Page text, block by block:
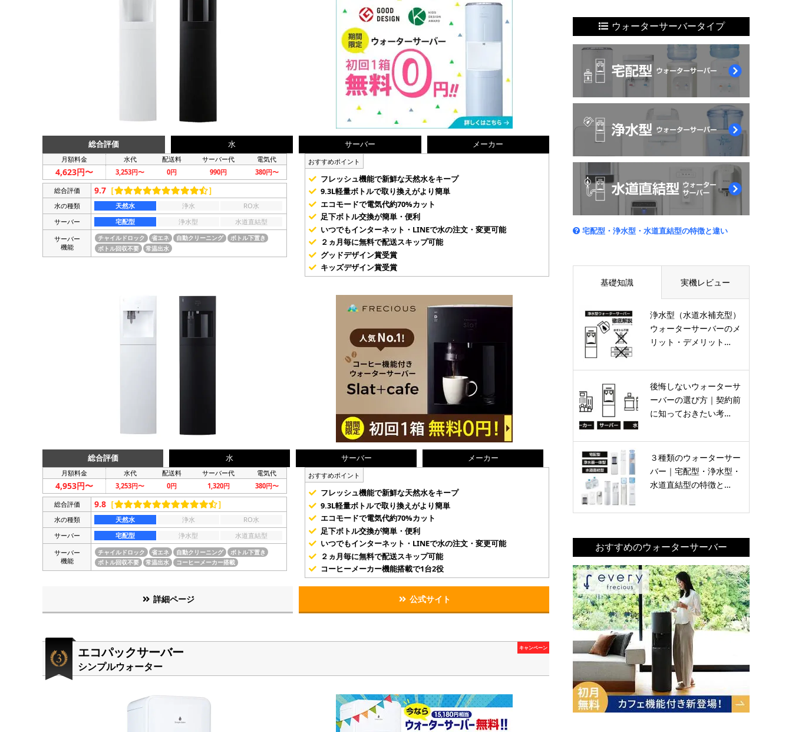
総合評価 水 サーバー メーカー
月額料金 水代 配送料 サーバー代 電気代
4,623円〜 3,253円〜 0円 990円 380円〜
総合評価 9.7 ［ ］
水の種類 天然水 浄水
RO水
サーバー
宅配型 浄水型
水道直結型
サーバー
機能
チャイルドロック 省エネ 自動クリーニング
ボトル下置き
ボトル回収不要
常温出水
おすすめポイント
フレッシュ機能で新鮮な天然水をキープ
9.3L軽量ボトルで取り換えがより簡単
エコモードで電気代約70%カット
足下ボトル交換が簡単・便利
いつでもインターネット・LINEで水の注文・変更可能
２ヵ月毎に無料で配送スキップ可能
グッドデザイン賞受賞
キッズデザイン賞受賞
総合評価 水 サーバー メーカー
月額料金 水代 配送料 サーバー代 電気代
4,953円〜 3,253円〜 0円 1,320円 380円〜
総合評価 9.8 ［ ］
水の種類 天然水 浄水
RO水
サーバー
宅配型 浄水型
水道直結型
サーバー
機能
チャイルドロック 省エネ 自動クリーニング
ボトル下置き
ボトル回収不要
常温出水 コーヒーメーカー搭載
おすすめポイント
フレッシュ機能で新鮮な天然水をキープ
9.3L軽量ボトルで取り換えがより簡単
エコモードで電気代約70%カット
足下ボトル交換が簡単・便利
いつでもインターネット・LINEで水の注文・変更可能
２ヵ月毎に無料で配送スキップ可能
コーヒーメーカー機能搭載で1台2役
詳細ページ 公式サイト
エコパックサーバー
シンプルウォーター
キャンペーン
ウォーターサーバータイプ
宅配型・浄水型・水道直結型の特徴と違い
基礎知識 実機レビュー
浄水型（水道水補充型）
ウォーターサーバーのメ
リット・デメリット…
後悔しないウォーターサ
ーバーの選び方｜契約前
に知っておきたい考…
３種類のウォーターサー
バー｜宅配型・浄水型・
水道直結型の特徴と…
おすすめのウォーターサーバー